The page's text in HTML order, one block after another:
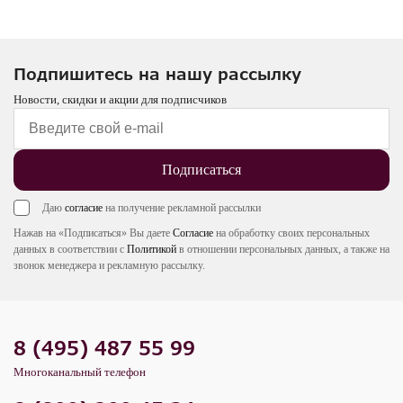
Подпишитесь на нашу рассылку
Новости, скидки и акции для подписчиков
Подписаться
Даю согласие на получение рекламной рассылки
Нажав на «Подписаться» Вы даете Согласие на обработку своих персональных
данных в соответствии с Политикой в отношении персональных данных, а также на
звонок менеджера и рекламную рассылку.
8 (495) 487 55 99
Многоканальный телефон